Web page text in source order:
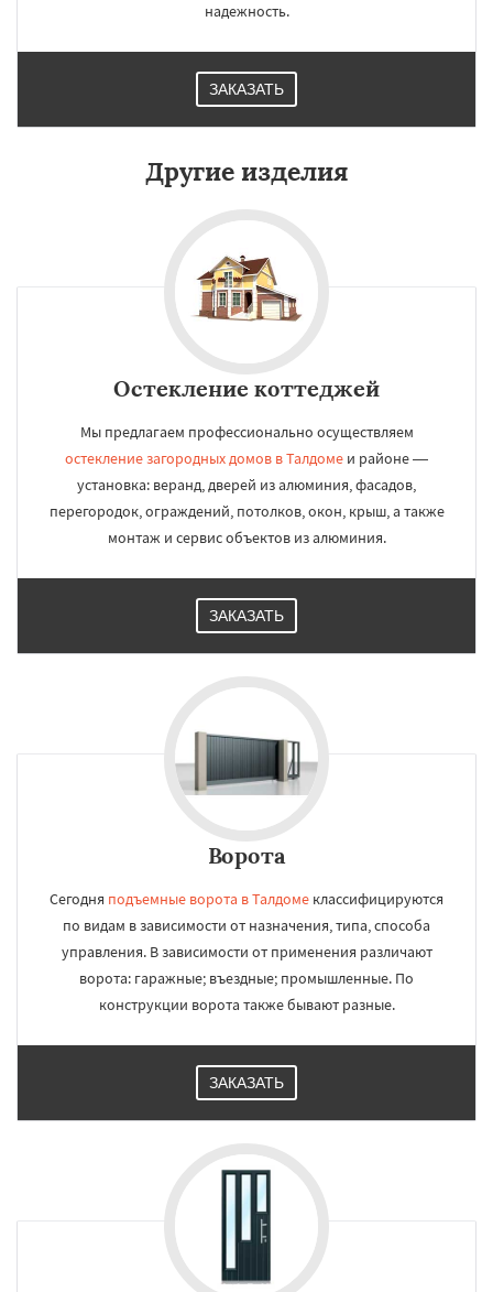
надежность.
ЗАКАЗАТЬ
Другие изделия
Остекление коттеджей
Мы предлагаем профессионально осуществляем
остекление загородных домов в Талдоме и районе —
установка: веранд, дверей из алюминия, фасадов,
перегородок, ограждений, потолков, окон, крыш, а также
монтаж и сервис объектов из алюминия.
ЗАКАЗАТЬ
Ворота
Сегодня подъемные ворота в Талдоме классифицируются
по видам в зависимости от назначения, типа, способа
управления. В зависимости от применения различают
ворота: гаражные; въездные; промышленные. По
конструкции ворота также бывают разные.
ЗАКАЗАТЬ